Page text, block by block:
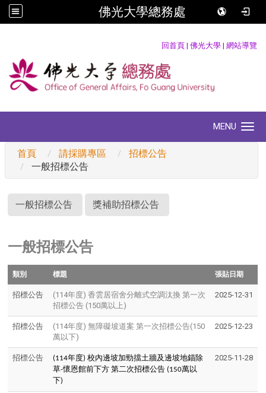
佛光大學總務處
回首頁 | 佛光大學 | 網站導覽
MENU
首頁 請採購專區
招標公告
一般招標公告
一般招標公告 獎補助招標公告
一般招標公告
類別 標題 張貼日期
招標公告
(114年度) 香雲居宿舍分離式空調汰換 第一次
招標公告 (150萬以上)
2025-12-31
招標公告
(114年度) 無障礙坡道案 第一次招標公告(150
萬以下)
2025-12-23
招標公告 (114年度)校內邊坡加勁擋土牆及邊坡地錨除
草-懷恩館前下方 第二次招標公告 (150萬以
下)
2025-11-28